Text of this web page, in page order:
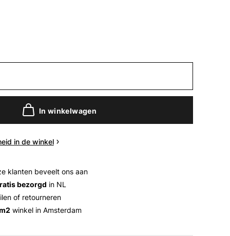
In winkelwagen
in de winkel
klanten beveelt ons aan
bezorgd in NL
of retourneren
winkel in Amsterdam